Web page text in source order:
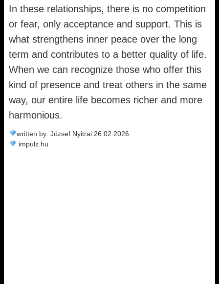
In these relationships, there is no competition
or fear, only acceptance and support. This is
what strengthens inner peace over the long
term and contributes to a better quality of life.
When we can recognize those who offer this
kind of presence and treat others in the same
way, our entire life becomes richer and more
harmonious.
written by: József Nyitrai 26.02.2026
impulz.hu